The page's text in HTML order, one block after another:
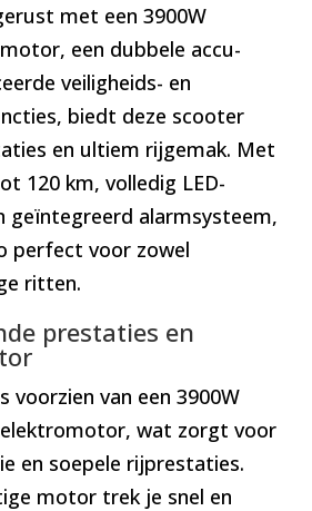
met een 3900W
een dubbele accu-
veiligheids- en
biedt deze scooter
en ultiem rijgemak. Met
120 km, volledig LED-
geïntegreerd alarmsysteem,
perfect voor zowel
ritten.
prestaties en
voorzien van een 3900W
wat zorgt voor
en soepele rijprestaties.
motor trek je snel en